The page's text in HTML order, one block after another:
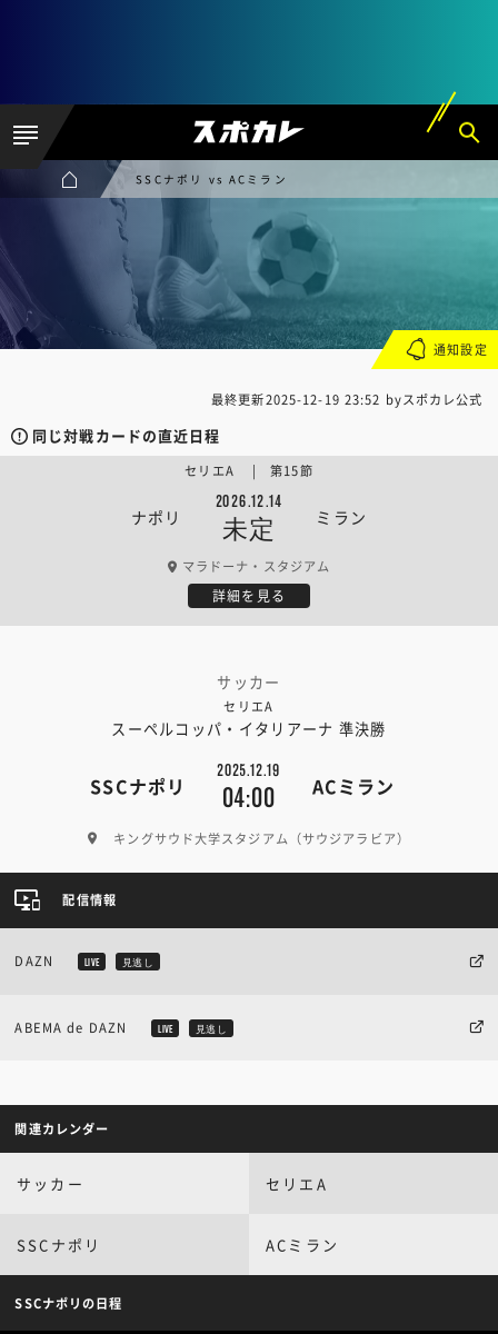
SSCナポリ vs ACミラン
最終更新2025-12-19 23:52 byスポカレ公式
同じ対戦カードの直近日程
ナポリ
2026.12.14
未定 ミラン
セリエA | 第15節
マラドーナ・スタジアム
詳細を見る
サッカー
セリエA
スーペルコッパ・イタリアーナ 準決勝
SSCナポリ
2025.12.19
04:00 ACミラン
キングサウド大学スタジアム（サウジアラビア）
通知設定
配信情報
DAZN LIVE 見逃し
ABEMA de DAZN LIVE 見逃し
関連カレンダー
サッカー セリエA
SSCナポリ ACミラン
SSCナポリの日程